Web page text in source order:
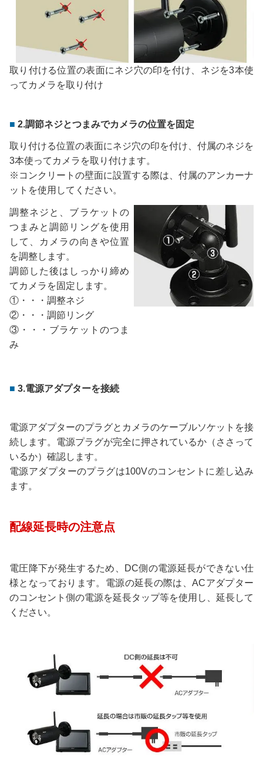
取り付ける位置の表面にネジ穴の印を付け、ネジを3本使
ってカメラを取り付け
2.調節ネジとつまみでカメラの位置を固定
取り付ける位置の表面にネジ穴の印を付け、付属のネジを
3本使ってカメラを取り付けます。
※コンクリートの壁面に設置する際は、付属のアンカーナ
ットを使用してください。
調整ネジと、ブラケットの
つまみと調節リングを使用
して、カメラの向きや位置
を調整します。
調節した後はしっかり締め
てカメラを固定します。
①・・・調整ネジ
②・・・調節リング
③・・・ブラケットのつま
み
3.電源アダプターを接続
電源アダプターのプラグとカメラのケーブルソケットを接
続します。電源プラグが完全に押されているか（ささって
いるか）確認します。
電源アダプターのプラグは100Vのコンセントに差し込み
ます。
配線延長時の注意点
電圧降下が発生するため、DC側の電源延長ができない仕
様となっております。電源の延長の際は、ACアダプター
のコンセント側の電源を延長タップ等を使用し、延長して
ください。